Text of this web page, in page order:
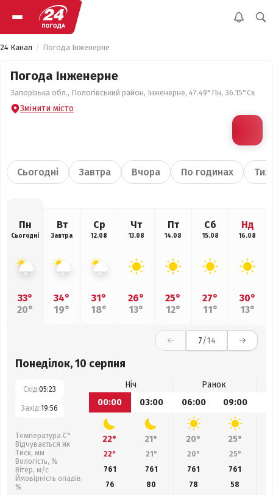
24 Канал Погода Інженерне
Погода Інженерне
Запорізька обл., Пологівський район, Інженерне, 47.49°Пн, 36.15°Сх
Змінити місто
Сьогодні Завтра Вчора По годинах
Пн
Сьогодні
33°
20°
Вт
Завтра
34°
19°
Ср
12.08
31°
18°
Чт
13.08
26°
13°
Пт
14.08
25°
12°
Сб
15.08
27°
11°
Нд
16.08
30°
13°
7/14
Понеділок, 10 серпня
Схід:05:23
Захід:19:56
Температура С°
Відчувається як
Тиск, мм
Вологість, %
Вітер, м/с
Ймовірність опадів,
%
Ніч
Ранок
00:00
03:00 06:00 09:00
22° 21° 20° 25°
22° 21° 20° 25°
761
761 761 761
76
80 78 58